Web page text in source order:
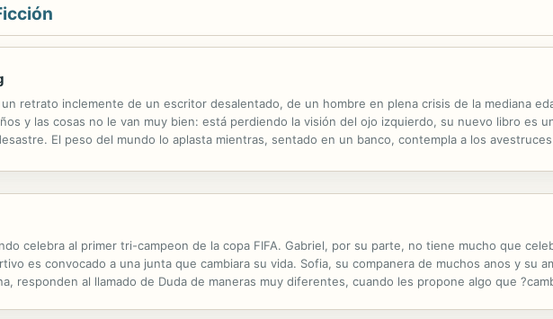
un retrato inclemente de un escritor desalentado, de un hombre en plena crisis de la mediana
y las cosas no le van muy bien: está perdiendo la visión del ojo izquierdo, su nuevo libro es
El peso del mundo lo aplasta mientras, sentado en un banco, contempla a los
celebra al primer tri-campeon de la copa FIFA. Gabriel, por su parte, no tiene mucho que
es convocado a una junta que cambiara su vida. Sofia, su companera de muchos anos y su
responden al llamado de Duda de maneras muy diferentes, cuando les propone algo que